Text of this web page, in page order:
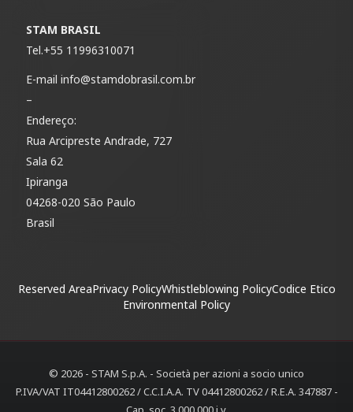
STAM BRASIL
Tel.+55 11996310071
E-mailinfo@stamdobrasil.com.br
–
Endereço:
Rua Arcipreste Andrade, 727
Sala 62
Ipiranga
04268-020 São Paulo
Brasil
Reserved AreaPrivacy PolicyWhistleblowing PolicyCodice Etico
Environmental Policy
© 2026 - STAM S.p.A. - Società per azioni a socio unico
P.IVA/VAT IT04412800262 / C.C.I.A.A. TV 04412800262 / R.E.A. 347887 -